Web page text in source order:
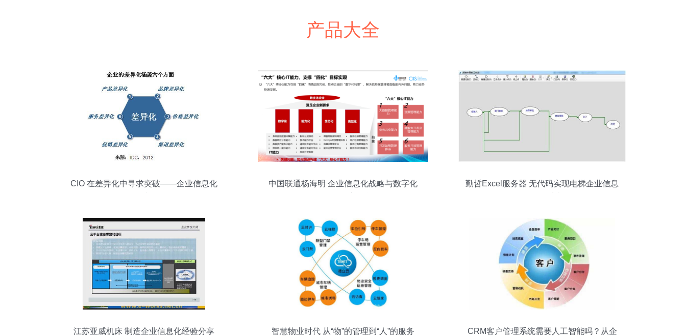
产品大全
CIO 在差异化中寻求突破——企业信息化
中国联通杨海明 企业信息化战略与数字化
勤哲Excel服务器 无代码实现电梯企业信息
江苏亚威机床 制造企业信息化经验分享 智慧物业时代 从“物”的管理到“人”的服务
CRM客户管理系统需要人工智能吗？从企